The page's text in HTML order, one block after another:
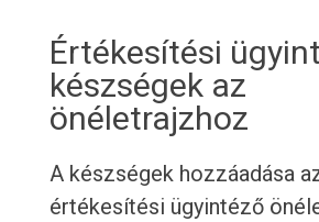
Értékesítési
készségek az
önéletrajzhoz
A készségek hozzáadása
értékesítési ügyintéző